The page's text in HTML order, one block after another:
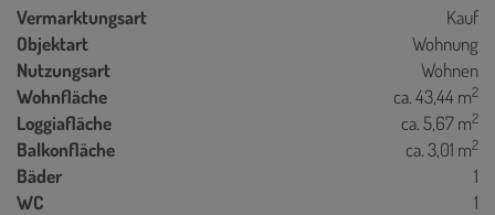
Vermarktungsart
Kauf
Objektart
Wohnung
Nutzungsart
Wohnen
Wohnfläche
ca. 43,44 m2
Loggiafläche ca. 5,67 m2
Balkonfläche ca. 3,01 m2
Bäder
1
WC
1